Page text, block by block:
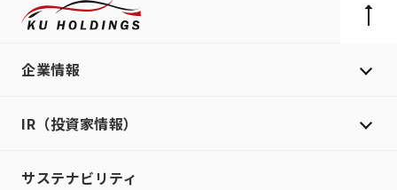
企業情報
IR（投資家情報）
サステナビリティ